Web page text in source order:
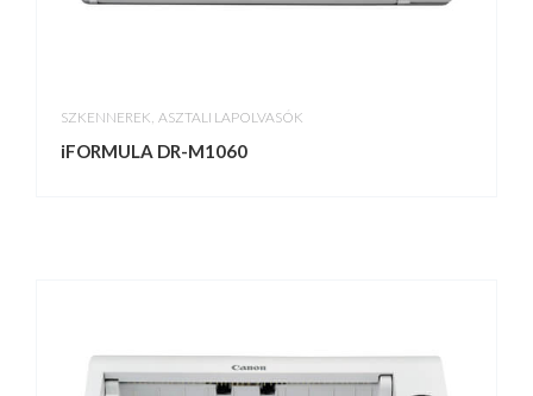
SZKENNEREK ASZTALI LAPOLVASÓK
iFORMULA DR-M1060